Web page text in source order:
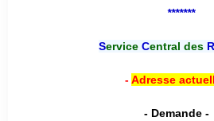
*******
Service Central desR
-Adresse
- Demande -